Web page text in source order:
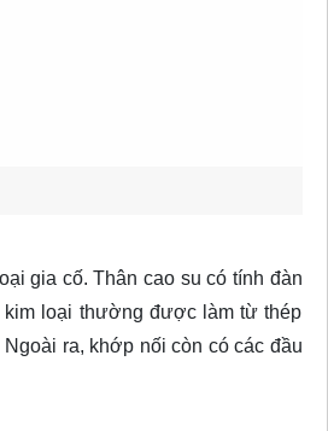
gia cố. Thân cao su có tính đàn
kim loại thường được làm từ thép
ra, khớp nối còn có các đầu